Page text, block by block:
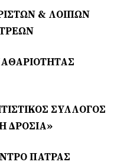
& ΛΟΙΠΩΝ
ΣΥΛΛΟΓΟΣ
ΔΡΟΣΙΑ»
ΠΑΤΡΑΣ